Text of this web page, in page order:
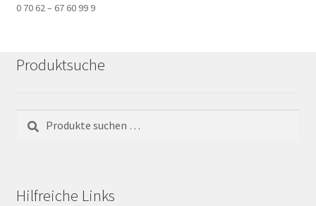
0 70 62 – 67 60 99 9
Produktsuche
nach:
Hilfreiche Links